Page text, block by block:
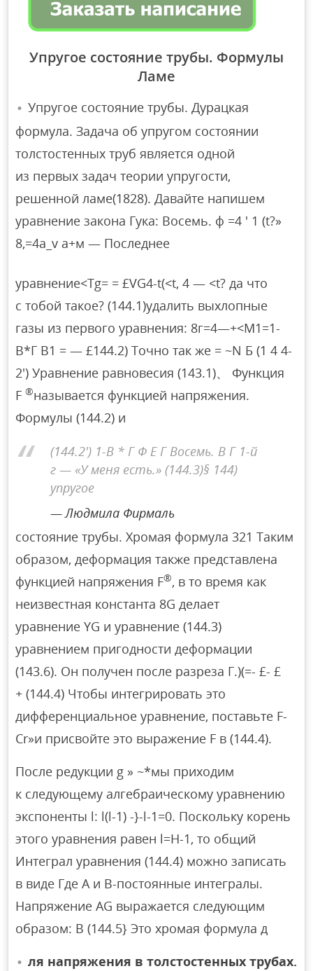
Упругое состояние трубы. Формулы
Ламе
Упругое состояние трубы. Дурацкая
формула. Задача об упругом состоянии
толстостенных труб является одной
из первых задач теории упругости,
решенной ламе(1828). Давайте напишем
уравнение закона Гука: Восемь. ф =4 ′ 1 (t?»
8,=4a_v а+м — Последнее
уравнение<Tg= = £VG4-t(<t, 4 — <t? да что
с тобой такое? (144.1)удалить выхлопные
газы из первого уравнения: 8г=4—+<М1=1-
В*Г В1 = — £144.2) Точно так же = ~N Б (1 4 4-
2′) Уравнение равновесия (143.1)、 Функция
F®называется функцией напряжения.
Формулы (144.2) и
(144.2′) 1-В * Г Ф Е Г Восемь. В Г 1-й
г — «У меня есть.» (144.3)§ 144)
упругое
Людмила Фирмаль
состояние трубы. Хромая формула 321 Таким
образом, деформация также представлена
функцией напряжения F®, в то время как
неизвестная константа 8G делает
уравнение YG и уравнение (144.3)
уравнением пригодности деформации
(143.6). Он получен после разреза Г.)(=- £- £
+ (144.4) Чтобы интегрировать это
дифференциальное уравнение, поставьте F-
Cr»и присвойте это выражение F в (144.4).
После редукции g » ~*мы приходим
к следующему алгебраическому уравнению
экспоненты l: l(l-1) -}-l-1=0. Поскольку корень
этого уравнения равен l=H-1, то общий
Интеграл уравнения (144.4) можно записать
в виде Где A и B-постоянные интегралы.
Напряжение AG выражается следующим
образом: В (144.5} Это хромая формула д
ля напряжения в толстостенных трубах.